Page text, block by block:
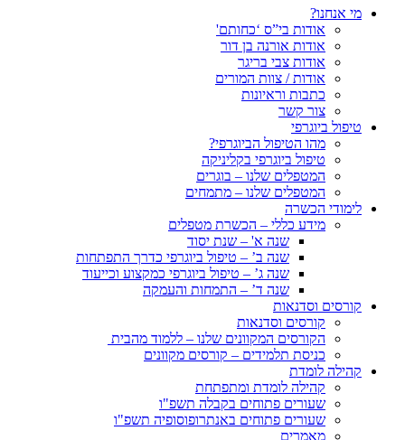
מי אנחנו?
אודות בי”ס ‘כחותם'
אודות אורנה בן דור
אודות צבי בריגר
אודות / צוות המורים
כתבות וראיונות
צור קשר
טיפול ביוגרפי
מהו הטיפול הביוגרפי?
טיפול ביוגרפי בקליניקה
המטפלים שלנו – בוגרים
המטפלים שלנו – מתמחים
לימודי הכשרה
מידע כללי – הכשרת מטפלים
שנה א' – שנת יסוד
שנה ב’ – טיפול ביוגרפי כדרך התפתחות
שנה ג’ – טיפול ביוגרפי כמקצוע וכייעוד
שנה ד’ – התמחות והעמקה
קורסים וסדנאות
קורסים וסדנאות
הקורסים המקוונים שלנו – ללמוד מהבית
כניסת תלמידים – קורסים מקוונים
קהילה לומדת
קהילה לומדת ומתפתחת
שעורים פתוחים בקבלה תשפ"ו
שעורים פתוחים באנתרופוסופיה תשפ"ו
מאמרים